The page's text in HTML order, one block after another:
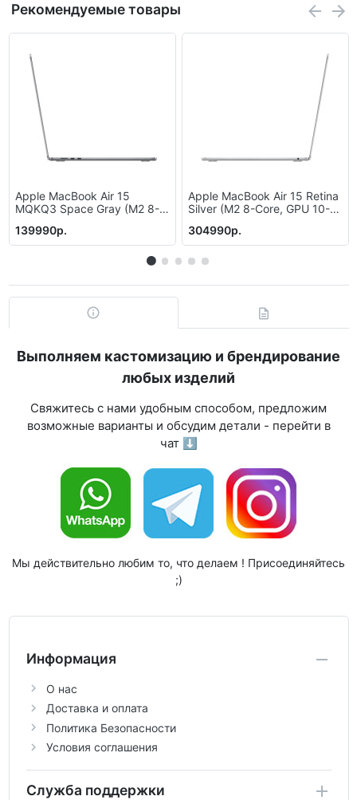
Рекомендуемые товары
Apple MacBook Air 15
MQKQ3 Space Gray (M2 8-
512 Gb)
139990р.
Apple MacBook Air 15 Retina
Silver (M2 8-Core, GPU 10-
304990р.
Выполняем кастомизацию и брендирование
любых изделий
Свяжитесь с нами удобным способом, предложим
возможные варианты и обсудим детали - перейти в
чат ⬇
Мы действительно любим то, что делаем ! Присоединяйтесь
;)
Информация
О нас
Доставка и оплата
Политика Безопасности
Условия соглашения
Служба поддержки